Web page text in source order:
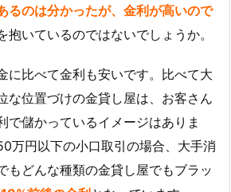
るのは分かったが、金利が高いので
抱いているのではないでしょうか。
に比べて金利も安いです。比べて大
な位置づけの金貸し屋は、お客さん
で儲かっているイメージはありま
万円以下の小口取引の場合、大手消
もどんな種類の金貸し屋でもブラッ